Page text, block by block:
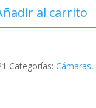
al carrito
Categorías: Cámaras,